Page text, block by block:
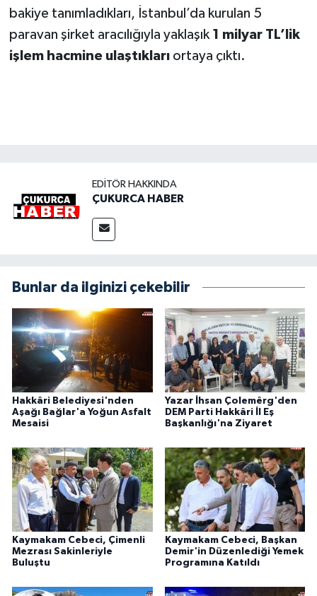
bakiye tanımladıkları, İstanbul’da kurulan 5
paravan şirket aracılığıyla yaklaşık 1 milyar TL’lik
işlem hacmine ulaştıklarıortaya çıktı.
EDITÖR HAKKINDA
ÇUKURCA HABER
Bunlar da ilginizi çekebilir
Hakkâri Belediyesi'nden
Aşağı Bağlar'a Yoğun Asfalt
Mesaisi
Yazar İhsan Çolemêrg'den
DEM Parti Hakkâri İl Eş
Başkanlığı'na Ziyaret
Kaymakam Cebeci, Çimenli
Mezrası Sakinleriyle
Buluştu
Kaymakam Cebeci, Başkan
Demir'in Düzenlediği Yemek
Programına Katıldı